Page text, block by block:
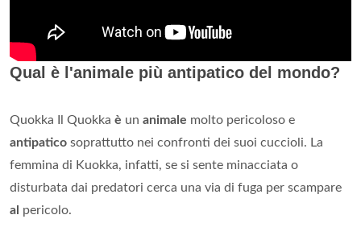
Qual è l'animale più antipatico del mondo?
Quokka Il Quokka è un animale molto pericoloso e
antipatico soprattutto nei confronti dei suoi cuccioli. La
femmina di Kuokka, infatti, se si sente minacciata o
disturbata dai predatori cerca una via di fuga per scampare
al pericolo.